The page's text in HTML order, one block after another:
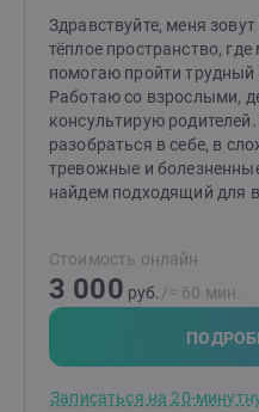
Здравствуйте, меня
тёплое пространство,
помогаю пройти
Работаю со взрослыми,
консультирую
разобраться в себе, в
тревожные и
найдем подходящий для
страхами, вспышками
чувствительностью и
уверенность, улучшить
Родителям: помогу
возникших трудностей и
отношения и понять
Стоимость онлайн
3 000 руб. /≈ 60 мин.
Записаться на 20-